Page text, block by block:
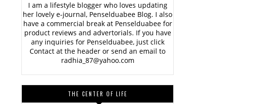
I am a lifestyle blogger who loves updating
her lovely e-journal, Penselduabee Blog. I also
have a commercial break at Penselduabee for
product reviews and advertorials. If you have
any inquiries for Penselduabee, just click
Contact at the header or send an email to
radhia_87@yahoo.com
THE CENTER OF LIFE